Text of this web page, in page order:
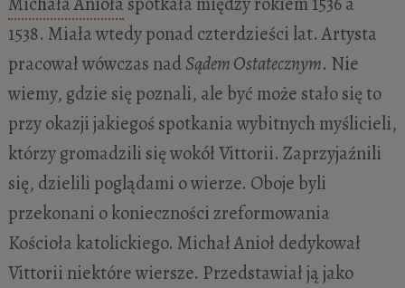
1538. Miała wtedy ponad czterdzieści lat. Artysta
pracował wówczas nadSądem Ostatecznym. Nie
wiemy, gdzie się poznali, ale być może stało się to
przy okazji jakiegoś spotkania wybitnych myślicieli,
którzy gromadzili się wokół Vittorii. Zaprzyjaźnili
się, dzielili poglądami o wierze. Oboje byli
przekonani o konieczności zreformowania
Kościoła katolickiego. Michał Anioł dedykował
Vittorii niektóre wiersze. Przedstawiał ją jako